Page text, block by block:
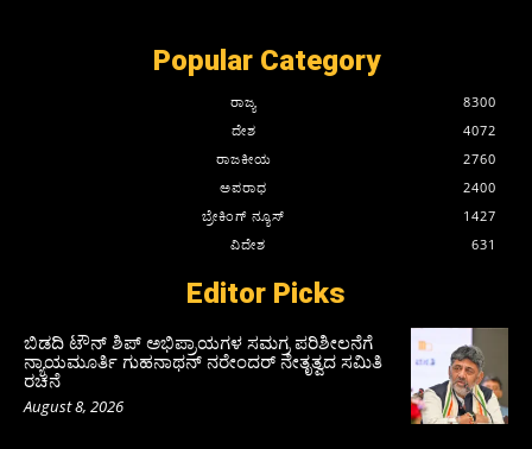
Popular Category
ರಾಜ್ಯ
8300
ದೇಶ
4072
ರಾಜಕೀಯ
2760
ಅಪರಾಧ
2400
ಬ್ರೇಕಿಂಗ್ ನ್ಯೂಸ್
1427
ವಿದೇಶ
631
Editor Picks
ಬಿಡದಿ ಟೌನ್ ಶಿಪ್ ಅಭಿಪ್ರಾಯಗಳ ಸಮಗ್ರ ಪರಿಶೀಲನೆಗೆ
ನ್ಯಾಯಮೂರ್ತಿ ಗುಹನಾಥನ್ ನರೇಂದರ್ ನೇತೃತ್ವದ ಸಮಿತಿ
ರಚನೆ
August 8, 2026